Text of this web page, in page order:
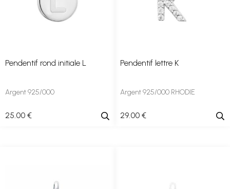
Pendentif rond initiale L
Argent 925/000
25 .00 €
Pendentif lettre K
Argent 925/000 RHODIE
29.00 €